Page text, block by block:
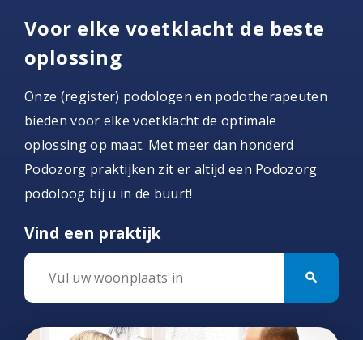
Voor elke voetklacht de beste
oplossing
Onze (register) podologen en podotherapeuten
bieden voor elke voetklacht de optimale
oplossing op maat. Met meer dan honderd
Podozorg praktijken zit er altijd een Podozorg
podoloog bij u in de buurt!
Vind een praktijk
search